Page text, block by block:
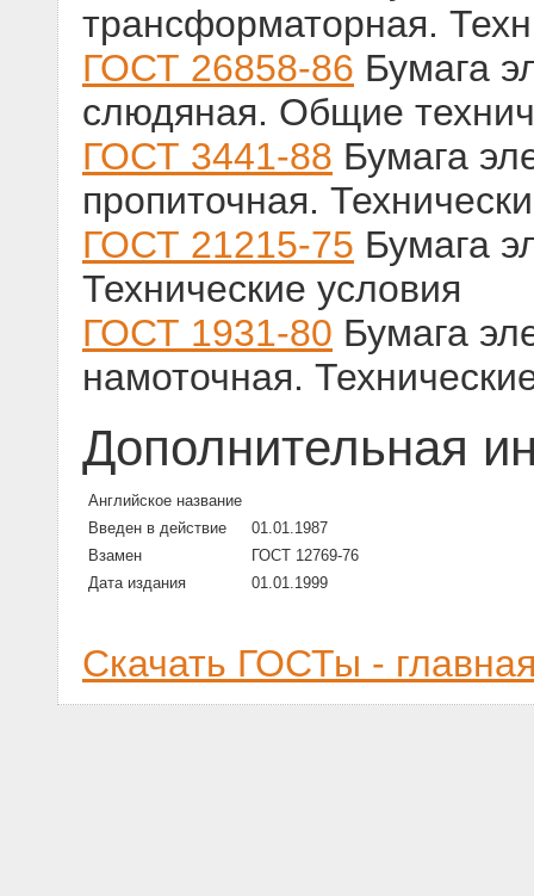
трансформаторная.
ГОСТ 26858-86 Бумага
слюдяная. Общие
ГОСТ 3441-88 Бумага
пропиточная.
ГОСТ 21215-75 Бумага
Технические условия
ГОСТ 1931-80 Бумага
намоточная.
Дополнительная
Английское название
Введен в действие
01.01.1987
Взамен
ГОСТ 12769-76
Дата издания
01.01.1999
Скачать ГОСТы -